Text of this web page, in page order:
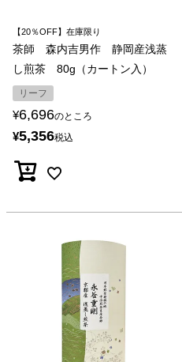
【20％OFF】在庫限り
茶師 森内吉男作 静岡産浅蒸
し煎茶 80g（カートン入）
リーフ
¥6,696のところ
¥5,356税込